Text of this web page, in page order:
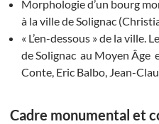
Morphologie d’un bourg
à la ville de Solignac
« L’en-dessous » de la ville.
de Solignac au Moyen Âge
Conte, Eric Balbo, Jean-
Cadre monumental et